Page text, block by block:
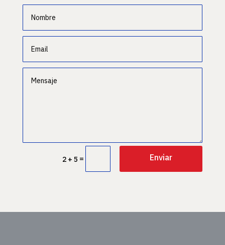
2 + 5 = Enviar